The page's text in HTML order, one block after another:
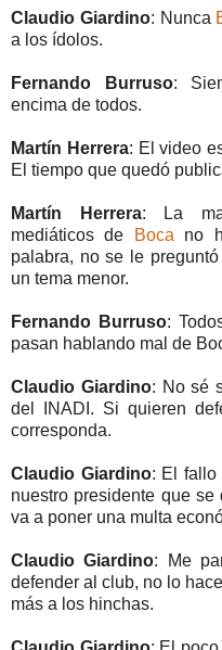
Claudio Giardino: Nunca
a los ídolos.
Fernando Burruso:
encima de todos.
Martín Herrera: El video
El tiempo que quedó
Martín Herrera: La
mediáticos de
Boca no
palabra, no se le
un tema menor.
Fernando Burruso:
pasan hablando mal de
Claudio Giardino: No sé
del INADI. Si quieren
corresponda.
Claudio Giardino: El fallo
nuestro presidente que
va a poner una multa
Claudio Giardino: Me
defender al club, no lo
más a los hinchas.